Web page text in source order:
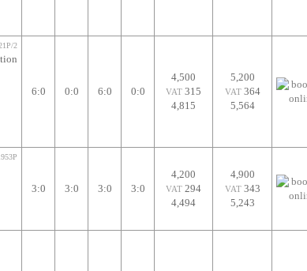
2
6:0 0:0 6:0 0:0
4,500
VAT 315
4,815
5,200
VAT364
5,564
3:0 3:0 3:0 3:0
4,200
VAT 294
4,494
4,900
VAT343
5,243